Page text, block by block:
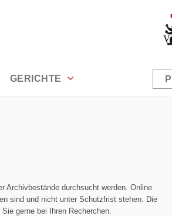
GERICHTE
Archivbestände durchsucht werden. Online
sind und nicht unter Schutzfrist stehen. Die
gerne bei Ihren Recherchen.